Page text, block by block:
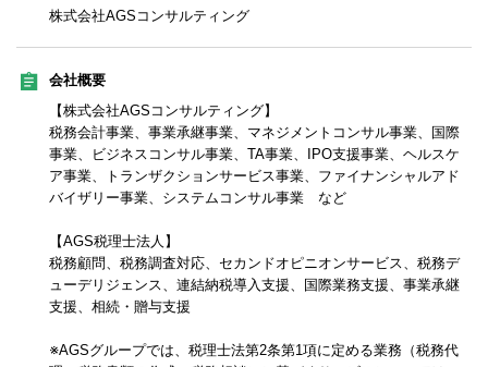
株式会社AGSコンサルティング
会社概要
【株式会社AGSコンサルティング】
税務会計事業、事業承継事業、マネジメントコンサル事業、国際
事業、ビジネスコンサル事業、TA事業、IPO支援事業、ヘルスケ
ア事業、トランザクションサービス事業、ファイナンシャルアド
バイザリー事業、システムコンサル事業 など
【AGS税理士法人】
税務顧問、税務調査対応、セカンドオピニオンサービス、税務デ
ューデリジェンス、連結納税導入支援、国際業務支援、事業承継
支援、相続・贈与支援
※AGSグループでは、税理士法第2条第1項に定める業務（税務代